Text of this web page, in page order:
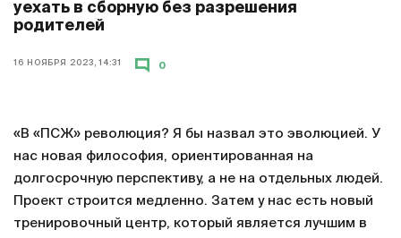
уехать в сборную без разрешения
родителей
16 НОЯБРЯ 2023, 14:31 0
«В «ПСЖ» революция? Я бы назвал это эволюцией. У
нас новая философия, ориентированная на
долгосрочную перспективу, а не на отдельных людей.
Проект строится медленно. Затем у нас есть новый
тренировочный центр, который является лучшим в